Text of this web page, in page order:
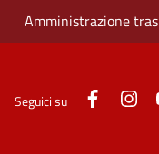
Zona
Amministrazione
Seguici su